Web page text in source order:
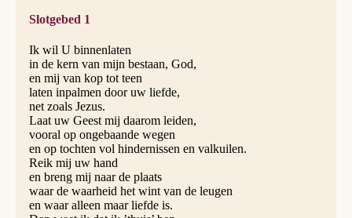
Slotgebed 1
Ik wil U binnenlaten
in de kern van mijn bestaan, God,
en mij van kop tot teen
laten inpalmen door uw liefde,
net zoals Jezus.
Laat uw Geest mij daarom leiden,
vooral op ongebaande wegen
en op tochten vol hindernissen en valkuilen.
Reik mij uw hand
en breng mij naar de plaats
waar de waarheid het wint van de leugen
en waar alleen maar liefde is.